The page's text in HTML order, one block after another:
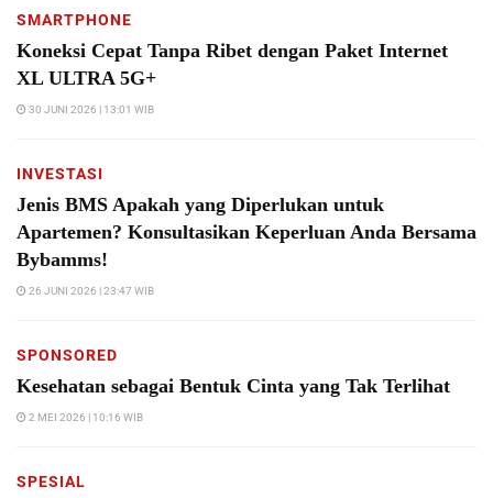
SMARTPHONE
Koneksi Cepat Tanpa Ribet dengan Paket Internet
XL ULTRA 5G+
30 JUNI 2026 | 13:01 WIB
INVESTASI
Jenis BMS Apakah yang Diperlukan untuk
Apartemen? Konsultasikan Keperluan Anda Bersama
Bybamms!
26 JUNI 2026 | 23:47 WIB
SPONSORED
Kesehatan sebagai Bentuk Cinta yang Tak Terlihat
2 MEI 2026 | 10:16 WIB
SPESIAL